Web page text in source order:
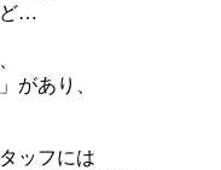
ど…
があり、
ッフには